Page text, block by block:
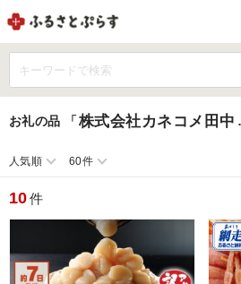
マイメニュー
マイページ
メニュー
お礼の品から探す
お礼の品をカテゴリや金額で絞り込
お礼の品 「株式会社カネコメ田中水産
人気順 60件
10件